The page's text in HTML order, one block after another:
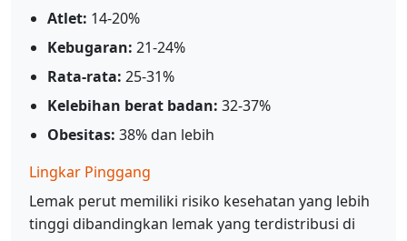
Atlet: 14-20%
Kebugaran: 21-24%
Rata-rata: 25-31%
Kelebihan berat badan: 32-37%
Obesitas: 38% dan lebih
Lingkar Pinggang
Lemak perut memiliki risiko kesehatan yang lebih
tinggi dibandingkan lemak yang terdistribusi di